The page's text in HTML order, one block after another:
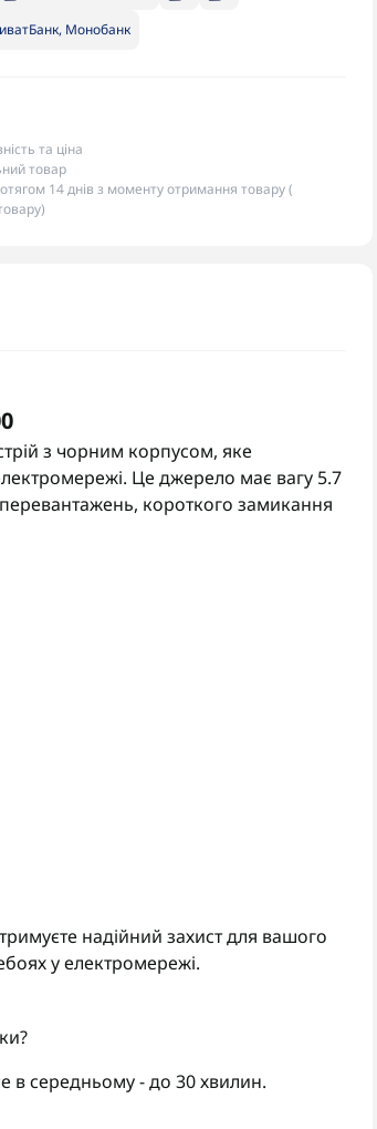
Монобанк
та ціна
товар
14 днів з моменту отримання товару (
з чорним корпусом, яке
Це джерело має вагу 5.7
короткого замикання
надійний захист для вашого
у електромережі.
в середньому - до 30 хвилин.